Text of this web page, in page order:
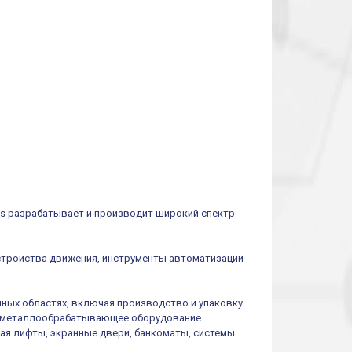
и производит широкий спектр
движения, инструменты автоматизации
областях, включая производство и упаковку
оборудование.
лифты, экранные двери, банкоматы, системы